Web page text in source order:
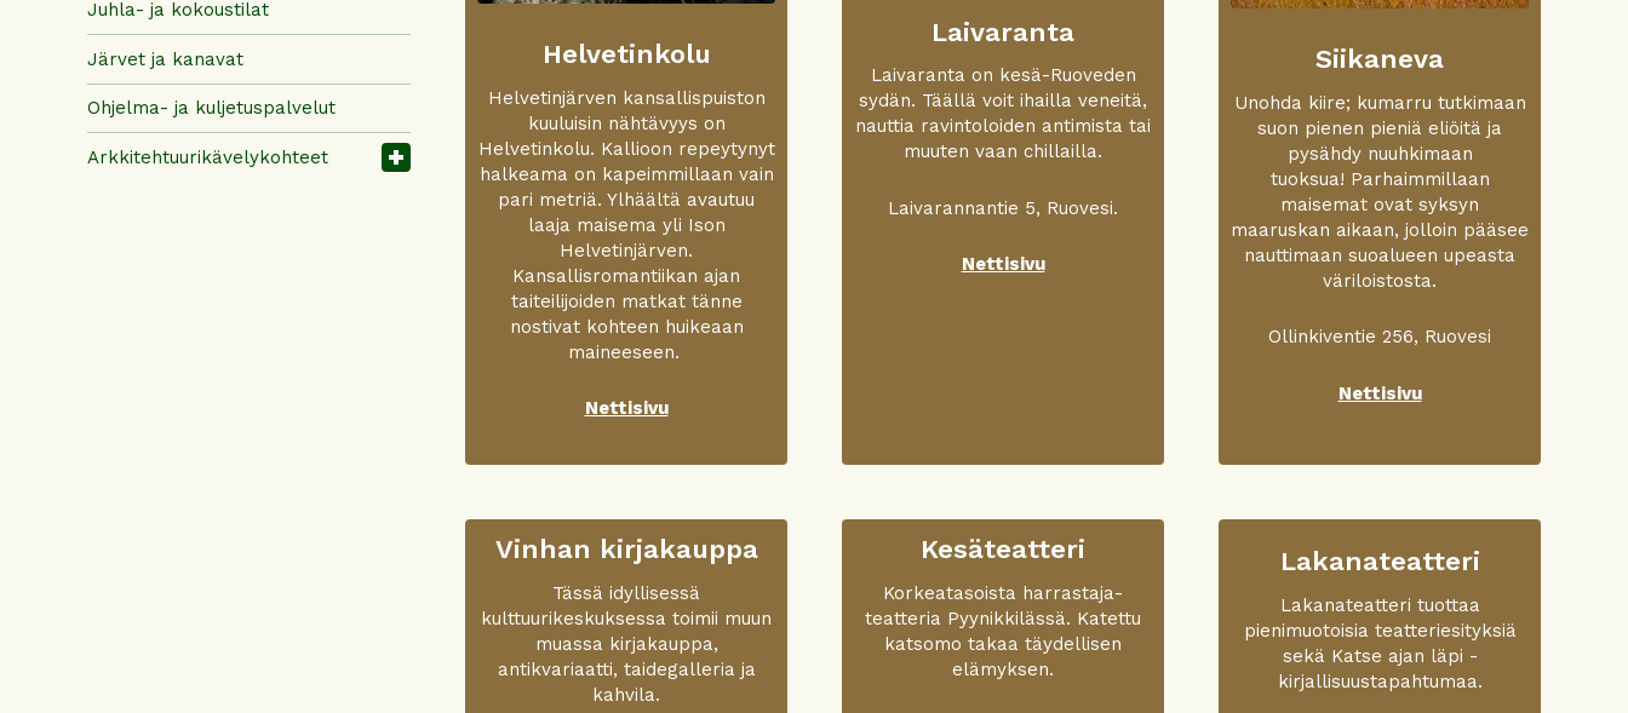
Juhla- ja kokoustilat
Järvet ja kanavat
Ohjelma- ja kuljetuspalvelut
Arkkitehtuurikävelykohteet
Helvetinkolu
Helvetinjärven kansallispuiston
kuuluisin nähtävyys on
Helvetinkolu. Kallioon repeytynyt
halkeama on kapeimmillaan vain
pari metriä. Ylhäältä avautuu
laaja maisema yli Ison
Helvetinjärven.
Kansallisromantiikan ajan
taiteilijoiden matkat tänne
nostivat kohteen huikeaan
maineeseen.
Nettisivu
Laivaranta
Laivaranta on kesä-Ruoveden
sydän. Täällä voit ihailla veneitä,
nauttia ravintoloiden antimista tai
muuten vaan chillailla.
Laivarannantie 5, Ruovesi.
Nettisivu
Siikaneva
Unohda kiire; kumarru tutkimaan
suon pienen pieniä eliöitä ja
pysähdy nuuhkimaan
tuoksua! Parhaimmillaan
maisemat ovat syksyn
maaruskan aikaan, jolloin pääsee
nauttimaan suoalueen upeasta
väriloistosta.
Ollinkiventie 256, Ruovesi
Nettisivu
Vinhan kirjakauppa
Tässä idyllisessä
kulttuurikeskuksessa toimii muun
muassa kirjakauppa,
antikvariaatti, taidegalleria ja
kahvila.
Kesäteatteri
Korkea­tasoista harrastaja­
teatteria Pyynikkilässä. Katettu
katsomo takaa täydellisen
elämyksen.
Lakanateatteri
Lakanateatteri tuottaa
pienimuotoisia teatteriesityksiä
sekä Katse ajan läpi -
kirjallisuustapahtumaa.